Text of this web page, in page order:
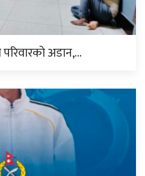
अडान,…